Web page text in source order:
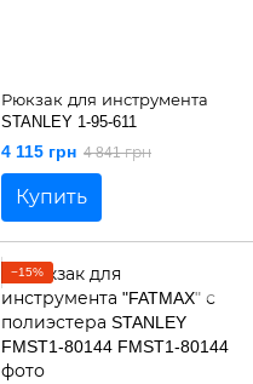
Рюкзак для инструмента
STANLEY 1-95-611
4 115 грн 4 841 грн
Купить
−15%